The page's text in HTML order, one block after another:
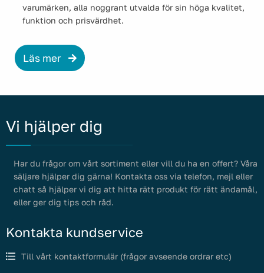
varumärken, alla noggrant utvalda för sin höga kvalitet,
funktion och prisvärdhet.
Läs mer
Vi hjälper dig
Har du frågor om vårt sortiment eller vill du ha en offert? Våra
säljare hjälper dig gärna! Kontakta oss via telefon, mejl eller
chatt så hjälper vi dig att hitta rätt produkt för rätt ändamål,
eller ger dig tips och råd.
Kontakta kundservice
Till vårt kontaktformulär (frågor avseende ordrar etc)